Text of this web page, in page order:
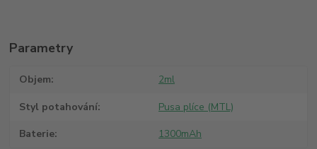
Parametry
Objem 2ml
Styl potahování Pusa plíce (MTL)
Baterie 1300mAh